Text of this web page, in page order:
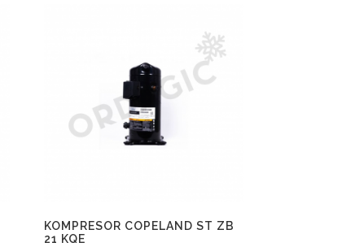
KOMPRESOR COPELAND ST ZB
21 KQE